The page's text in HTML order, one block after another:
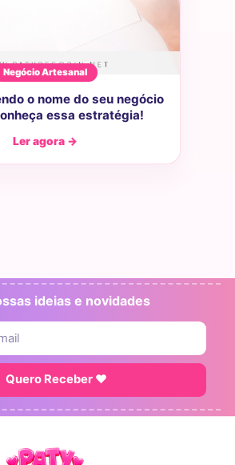
Negócio Artesanal
o nome do seu negócio
essa estratégia!
Ler agora →
ideias e novidades
Quero Receber ♥